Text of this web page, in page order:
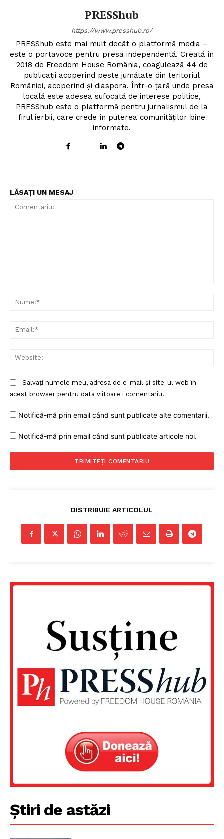
FREEDOM HOUSE ROMÂNIA
PRESShub
Despre noi / Echipa
PRESShub
https://www.presshub.ro/
PRESShub este mai mult decât o platformă media –
este o portavoce pentru presa independentă. Creată în
2018 de Freedom House România, coagulează 44 de
publicații acoperind peste jumătate din teritoriul
României, acoperind și diaspora. Într-o țară unde presa
locală este adesea sufocată de interese politice,
PRESShub este o platformă pentru jurnalismul de la
firul ierbii, care crede în puterea comunităților bine
informate.
LĂSAȚI UN MESAJ
Salvați numele meu, adresa de e-mail și site-ul web în
acest browser pentru data viitoare i comentariu.
Notifică-mă prin email când sunt publicate alte comentarii.
Notifică-mă prin email când sunt publicate articole noi.
DISTRIBUIE ARTICOLUL
Știri de astăzi